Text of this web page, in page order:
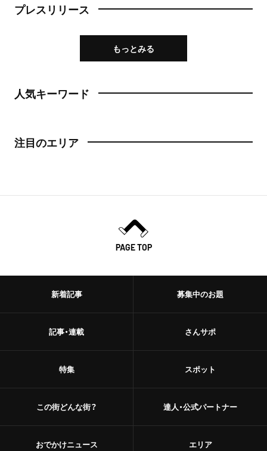
プレスリリース
もっとみる
人気キーワード
注目のエリア
PAGE TOP
新着記事
記事・連載
特集
この街どんな街？
おでかけニュース
募集中のお題
さんサポ
スポット
達人・公式パートナー
エリア